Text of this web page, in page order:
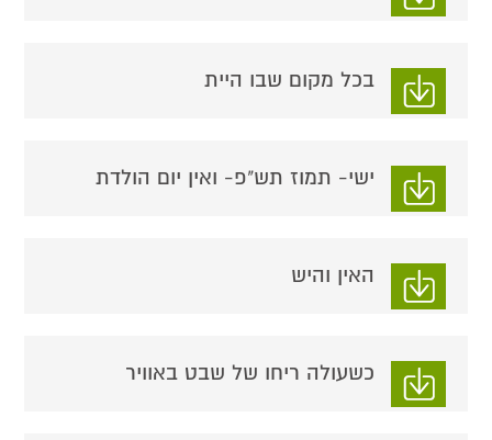
בכל מקום שבו היית
ישי- תמוז תש"פ- ואין יום הולדת
האין והיש
כשעולה ריחו של שבט באוויר